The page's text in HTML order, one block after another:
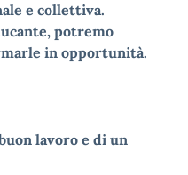
e collettiva.
potremo
in opportunità.
lavoro e di un